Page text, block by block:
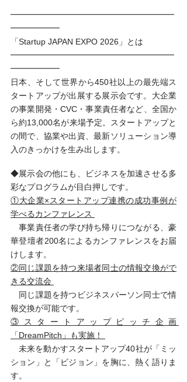
━━━━━━━━━━━━━━━━━━━━
━━━━━━
「Startup JAPAN EXPO 2026」とは
━━━━━━━━━━━━━━━━━━━━
━━━━━━
日本、そして世界から450社以上の最先端ス
タートアップが出展する展示会です。大企業
の事業開発・CVC・事業責任者など、全国か
ら約13,000名が来場予定。スタートアップと
の間で、協業や出資、最新ソリューション導
入のきっかけを生み出します。
◆展示会の他にも、ビジネスを加速させる多
彩なプログラムが目白押しです。
①大企業×スタートアップ連携の成功事例が
学べるカンファレンス
事業責任者の学び持ち帰りにつながる、豪
華登壇者200名によるカンファレンスをお届
けします。
②同じ課題を持つ来場者同士の情報交換がで
きる交流会
同じ課題を持つビジネスパーソン同士で情
報交換が可能です。
③スタートアップピッチ企画
「DreamPitch」も実施！
未来を動かすスタートアップ40社が「ミッ
ション」と「ビジョン」を胸に、熱く語りま
す。